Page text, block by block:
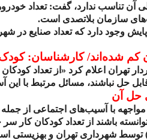
آن تناسب ندارد، گفت: تعداد
سازمان بلاتصدی است.
وجود دارد که تعداد صنایع
کم شده‌اند/ کارشناسان:
تهران اعلام کرد «از تعداد
حل نباشند، مسائل مرتبط با
حل آن
با آسیب‌های اجتماعی از
باشند از تعداد کودکان کار
شهرداری تهران و بهزیستی